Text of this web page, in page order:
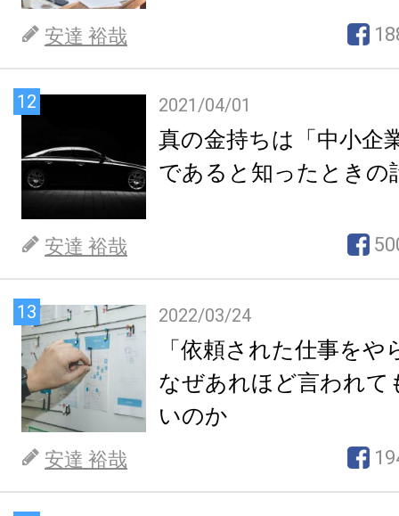
安達 裕哉
12 2021/04/01
真の金持ちは「中小企
であると知ったときの
安達 裕哉
13 2022/03/24
「依頼された仕事を
なぜあれほど言われて
いのか
安達 裕哉